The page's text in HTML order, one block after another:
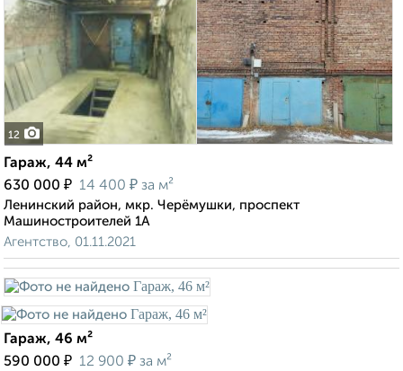
12
Гараж, 44 м²
630 000 ₽ 14 400 ₽ за м²
Ленинский район, мкр. Черёмушки, проспект
Машиностроителей 1А
Агентство, 01.11.2021
Гараж, 46 м²
590 000 ₽ 12 900 ₽ за м²